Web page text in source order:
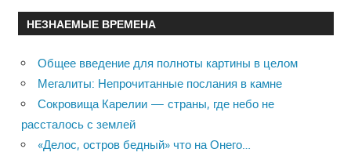
НЕЗНАЕМЫЕ ВРЕМЕНА
Общее введение для полноты картины в целом
Мегалиты: Непрочитанные послания в камне
Сокровища Карелии — страны, где небо не
рассталось с землей
«Делос, остров бедный» что на Онего…